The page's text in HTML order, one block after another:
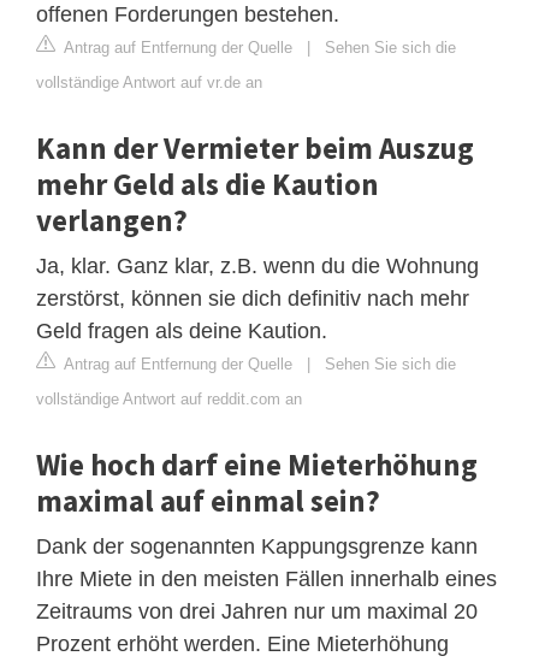
offenen Forderungen bestehen.
Antrag auf Entfernung der Quelle | Sehen Sie sich die
vollständige Antwort auf vr.de an
Kann der Vermieter beim Auszug
mehr Geld als die Kaution
verlangen?
Ja, klar. Ganz klar, z.B. wenn du die Wohnung
zerstörst, können sie dich definitiv nach mehr
Geld fragen als deine Kaution.
Antrag auf Entfernung der Quelle | Sehen Sie sich die
vollständige Antwort auf reddit.com an
Wie hoch darf eine Mieterhöhung
maximal auf einmal sein?
Dank der sogenannten Kappungsgrenze kann
Ihre Miete in den meisten Fällen innerhalb eines
Zeitraums von drei Jahren nur um maximal 20
Prozent erhöht werden. Eine Mieterhöhung